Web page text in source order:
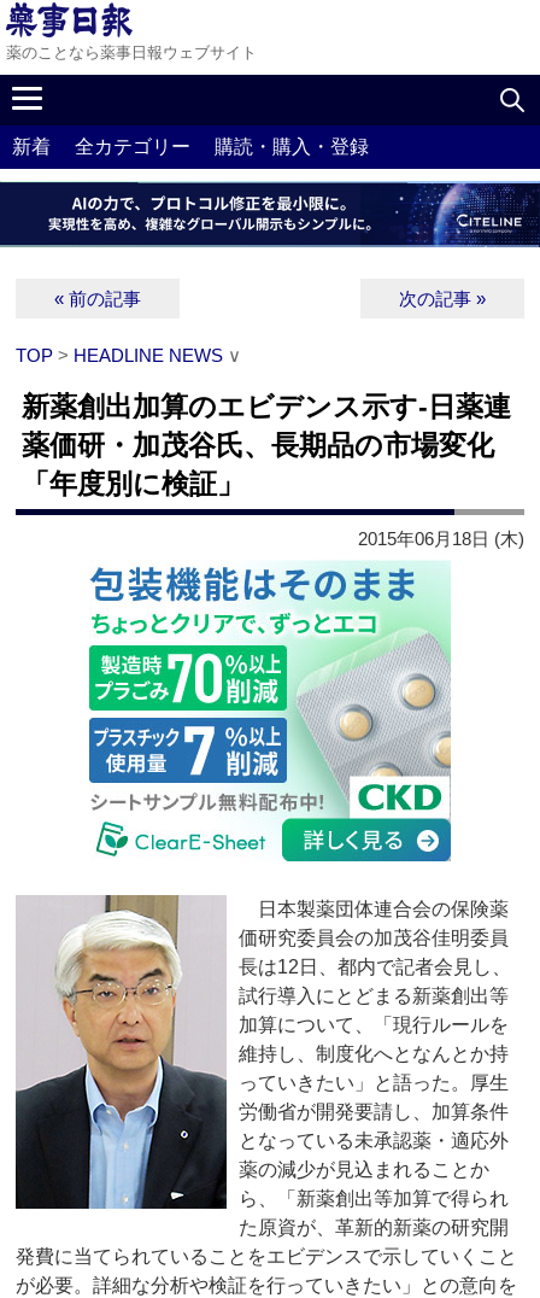
薬のことなら薬事日報ウェブサイト
新着 全カテゴリー 購読・購入・登録
« 前の記事 次の記事 »
TOP > HEADLINE NEWS ∨
新薬創出加算のエビデンス示す‐日薬連
薬価研・加茂谷氏、長期品の市場変化
「年度別に検証」
2015年06月18日 (木)
日本製薬団体連合会の保険薬
価研究委員会の加茂谷佳明委員
長は12日、都内で記者会見し、
試行導入にとどまる新薬創出等
加算について、「現行ルールを
維持し、制度化へとなんとか持
っていきたい」と語った。厚生
労働省が開発要請し、加算条件
となっている未承認薬・適応外
薬の減少が見込まれることか
ら、「新薬創出等加算で得られ
た原資が、革新的新薬の研究開
発費に当てられていることをエビデンスで示していくこと
が必要。詳細な分析や検証を行っていきたい」との意向を